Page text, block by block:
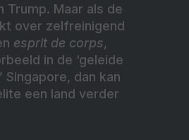
Trump. Maar als de
over zelfreinigend
esprit de corps,
in de ‘geleide
Singapore, dan kan
een land verder